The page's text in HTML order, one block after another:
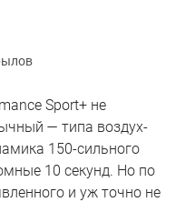
Sport+ не
— типа воздух-
150-сильного
10 секунд. Но по
и уж точно не